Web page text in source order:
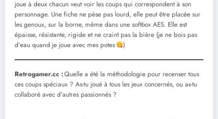
joue à deux chacun veut voir les coups qui correspondent à son
personnage. Une fiche ne pèse pas lourd, elle peut être placée sur
les genoux, sur la borne, même dans une softbox AES. Elle est
épaisse, résistante, rigide et ne craint pas la bière (je ne bois pas
d’eau quand je joue avec mes potes
)
Retrogamer.cc :Quelle a été la méthodologie pour recenser tous
ces coups spéciaux ? As-tu joué à tous les jeux concernés, ou as-tu
collaboré avec d’autres passionnés ?